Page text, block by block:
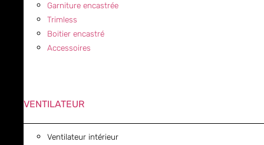
Garniture encastrée
Trimless
Boitier encastré
Accessoires
VENTILATEUR
Ventilateur intérieur